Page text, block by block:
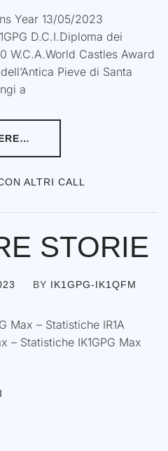
Year 13/05/2023
D.C.I.Diploma dei
W.C.A.World Castles Award
Pieve di Santa
a
ALTRI CALL
STORIE
BY IK1GPG-IK1QFM
Max – Statistiche IR1A
– Statistiche IK1GPG Max